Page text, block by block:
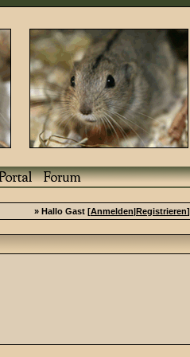
» Hallo Gast [Anmelden|Registrieren]